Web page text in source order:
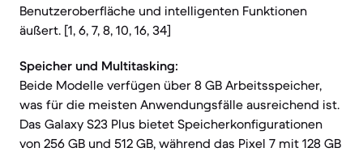
Benutzeroberfläche und intelligenten Funktionen
äußert. [1, 6, 7, 8, 10, 16, 34]
Speicher und Multitasking:
Beide Modelle verfügen über 8 GB Arbeitsspeicher,
was für die meisten Anwendungsfälle ausreichend ist.
Das Galaxy S23 Plus bietet Speicherkonfigurationen
von 256 GB und 512 GB, während das Pixel 7 mit 128 GB